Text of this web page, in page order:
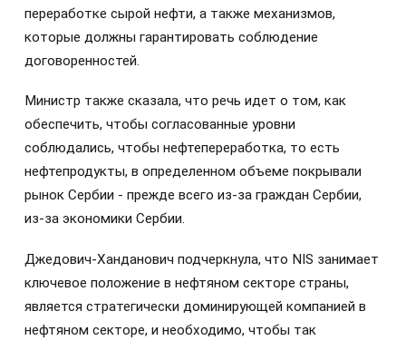
переработке сырой нефти, а также механизмов,
которые должны гарантировать соблюдение
договоренностей.
Министр также сказала, что речь идет о том, как
обеспечить, чтобы согласованные уровни
соблюдались, чтобы нефтепереработка, то есть
нефтепродукты, в определенном объеме покрывали
рынок Сербии - прежде всего из-за граждан Сербии,
из-за экономики Сербии.
Джедович-Ханданович подчеркнула, что NIS занимает
ключевое положение в нефтяном секторе страны,
является стратегически доминирующей компанией в
нефтяном секторе, и необходимо, чтобы так